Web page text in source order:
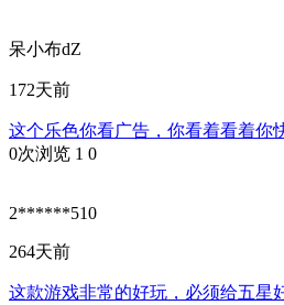
呆小布dZ
172天前
这个乐色你看广告，你看着看着你
0次浏览 1 0
2******510
264天前
这款游戏非常的好玩，必须给五星